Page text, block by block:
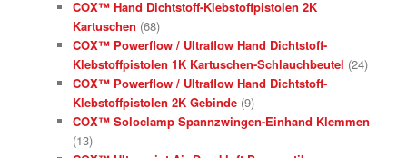
COX™ Hand Dichtstoff-Klebstoffpistolen 2K
Kartuschen (68)
COX™ Powerflow / Ultraflow Hand Dichtstoff-
Klebstoffpistolen 1K Kartuschen-Schlauchbeutel (24)
COX™ Powerflow / Ultraflow Hand Dichtstoff-
Klebstoffpistolen 2K Gebinde (9)
COX™ Soloclamp Spannzwingen-Einhand Klemmen
(13)